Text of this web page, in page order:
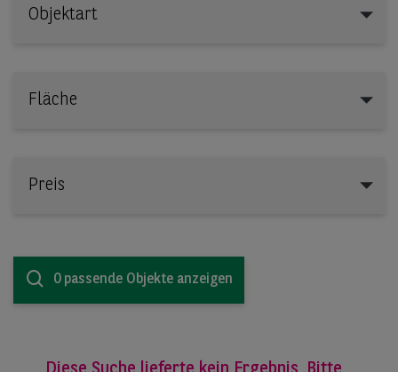
Objektart
Fläche
Preis
0 passende Objekte anzeigen